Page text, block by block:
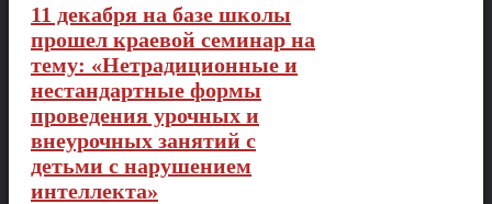
11 декабря на базе школы
прошел краевой семинар на
тему: «Нетрадиционные и
нестандартные формы
проведения урочных и
внеурочных занятий с
детьми с нарушением
интеллекта»